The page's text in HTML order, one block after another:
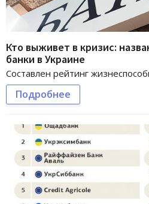
Кто выживет в кризис:
банки в Украине
Составлен рейтинг
Подробнее